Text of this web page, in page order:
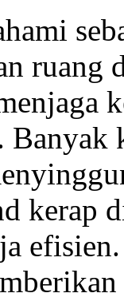
Banyak
kerap